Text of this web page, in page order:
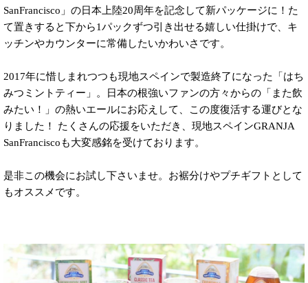
SanFrancisco」の日本上陸20周年を記念して新パッケージに！た
て置きすると下から1パックずつ引き出せる嬉しい仕掛けで、キ
ッチンやカウンターに常備したいかわいさです。
2017年に惜しまれつつも現地スペインで製造終了になった「はち
みつミントティー」。日本の根強いファンの方々からの「また飲
みたい！」の熱いエールにお応えして、この度復活する運びとな
りました！ たくさんの応援をいただき、現地スペインGRANJA
SanFranciscoも大変感銘を受けております。
是非この機会にお試し下さいませ。お裾分けやプチギフトとして
もオススメです。